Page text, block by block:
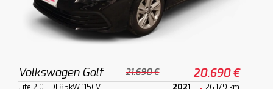
Volkswagen Golf 21.690 € 20.690 €